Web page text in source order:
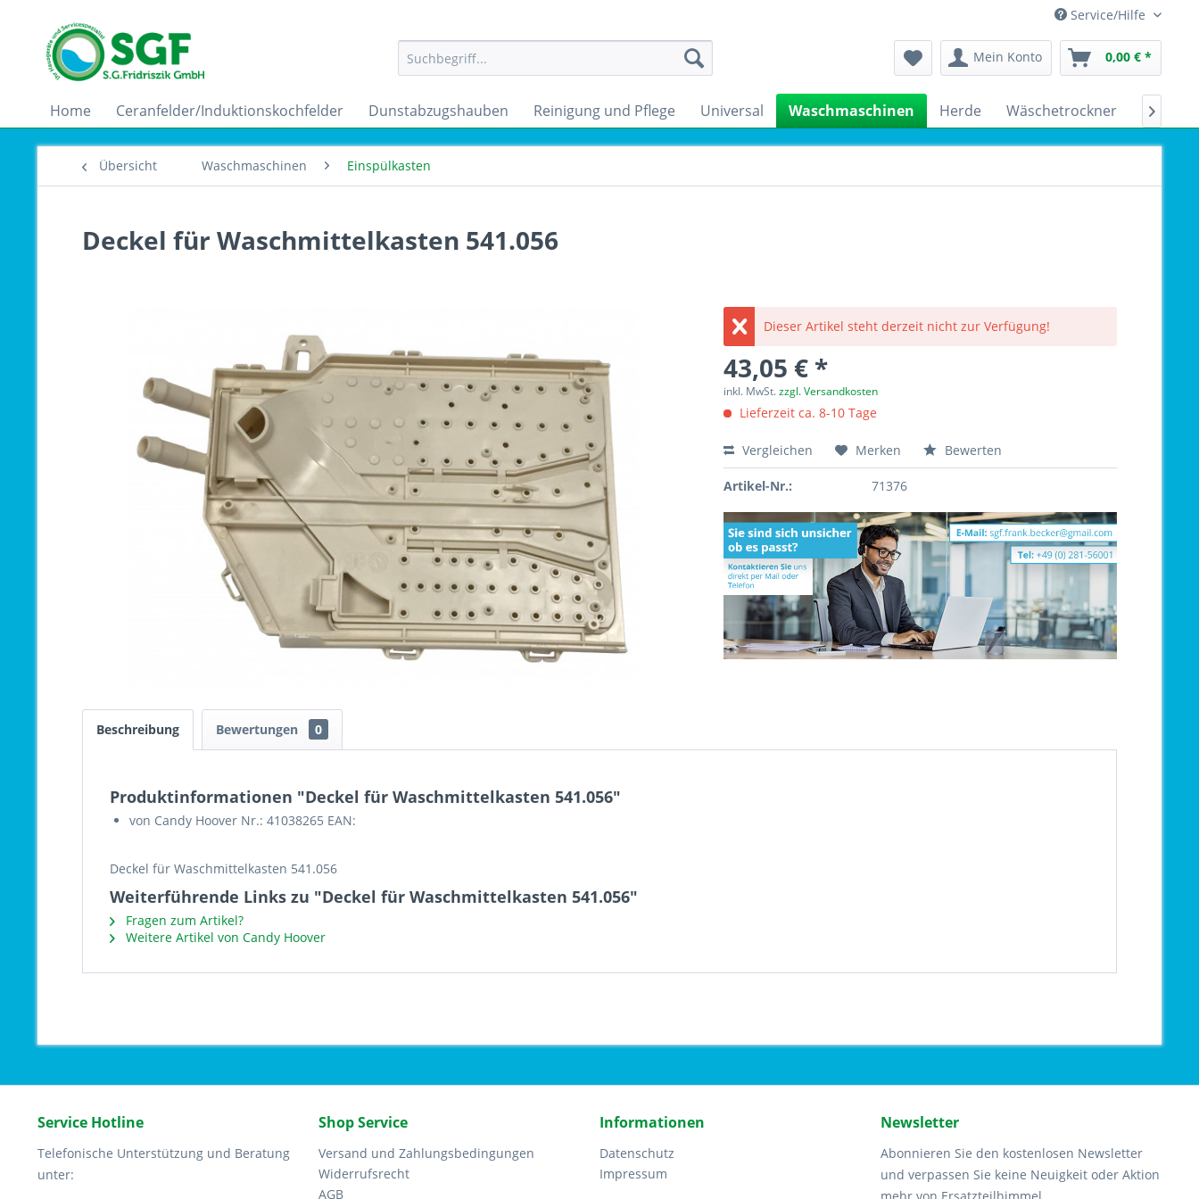
Service/Hilfe
Mein Konto 0,00 € *
Home Ceranfelder/Induktionskochfelder Dunstabzugshauben Reinigung und Pflege Universal Waschmaschinen Herde Wäschetrockner 
Übersicht Waschmaschinen Einspülkasten
Deckel für Waschmittelkasten 541.056
Dieser Artikel steht derzeit nicht zur Verfügung!
43,05 € *
inkl. MwSt.zzgl. Versandkosten
Lieferzeit ca. 8-10 Tage
Vergleichen Merken Bewerten
Artikel-Nr.: 71376
Beschreibung Bewertungen 0
Produktinformationen "Deckel für Waschmittelkasten 541.056"
von Candy Hoover Nr.: 41038265 EAN:
Deckel für Waschmittelkasten 541.056
Weiterführende Links zu "Deckel für Waschmittelkasten 541.056"
Fragen zum Artikel?
Weitere Artikel von Candy Hoover
Service Hotline
Telefonische Unterstützung und Beratung
unter:
Shop Service
Versand und Zahlungsbedingungen
Widerrufsrecht
AGB
Informationen
Datenschutz
Impressum
Newsletter
Abonnieren Sie den kostenlosen Newsletter
und verpassen Sie keine Neuigkeit oder Aktion